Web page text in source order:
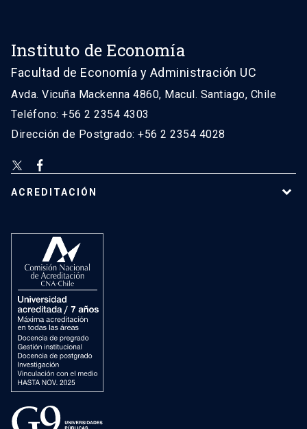
Instituto de Economía
Facultad de Economía y Administración UC
Avda. Vicuña Mackenna 4860, Macul. Santiago, Chile
Teléfono: +56 2 2354 4303
Dirección de Postgrado: +56 2 2354 4028
ACREDITACIÓN